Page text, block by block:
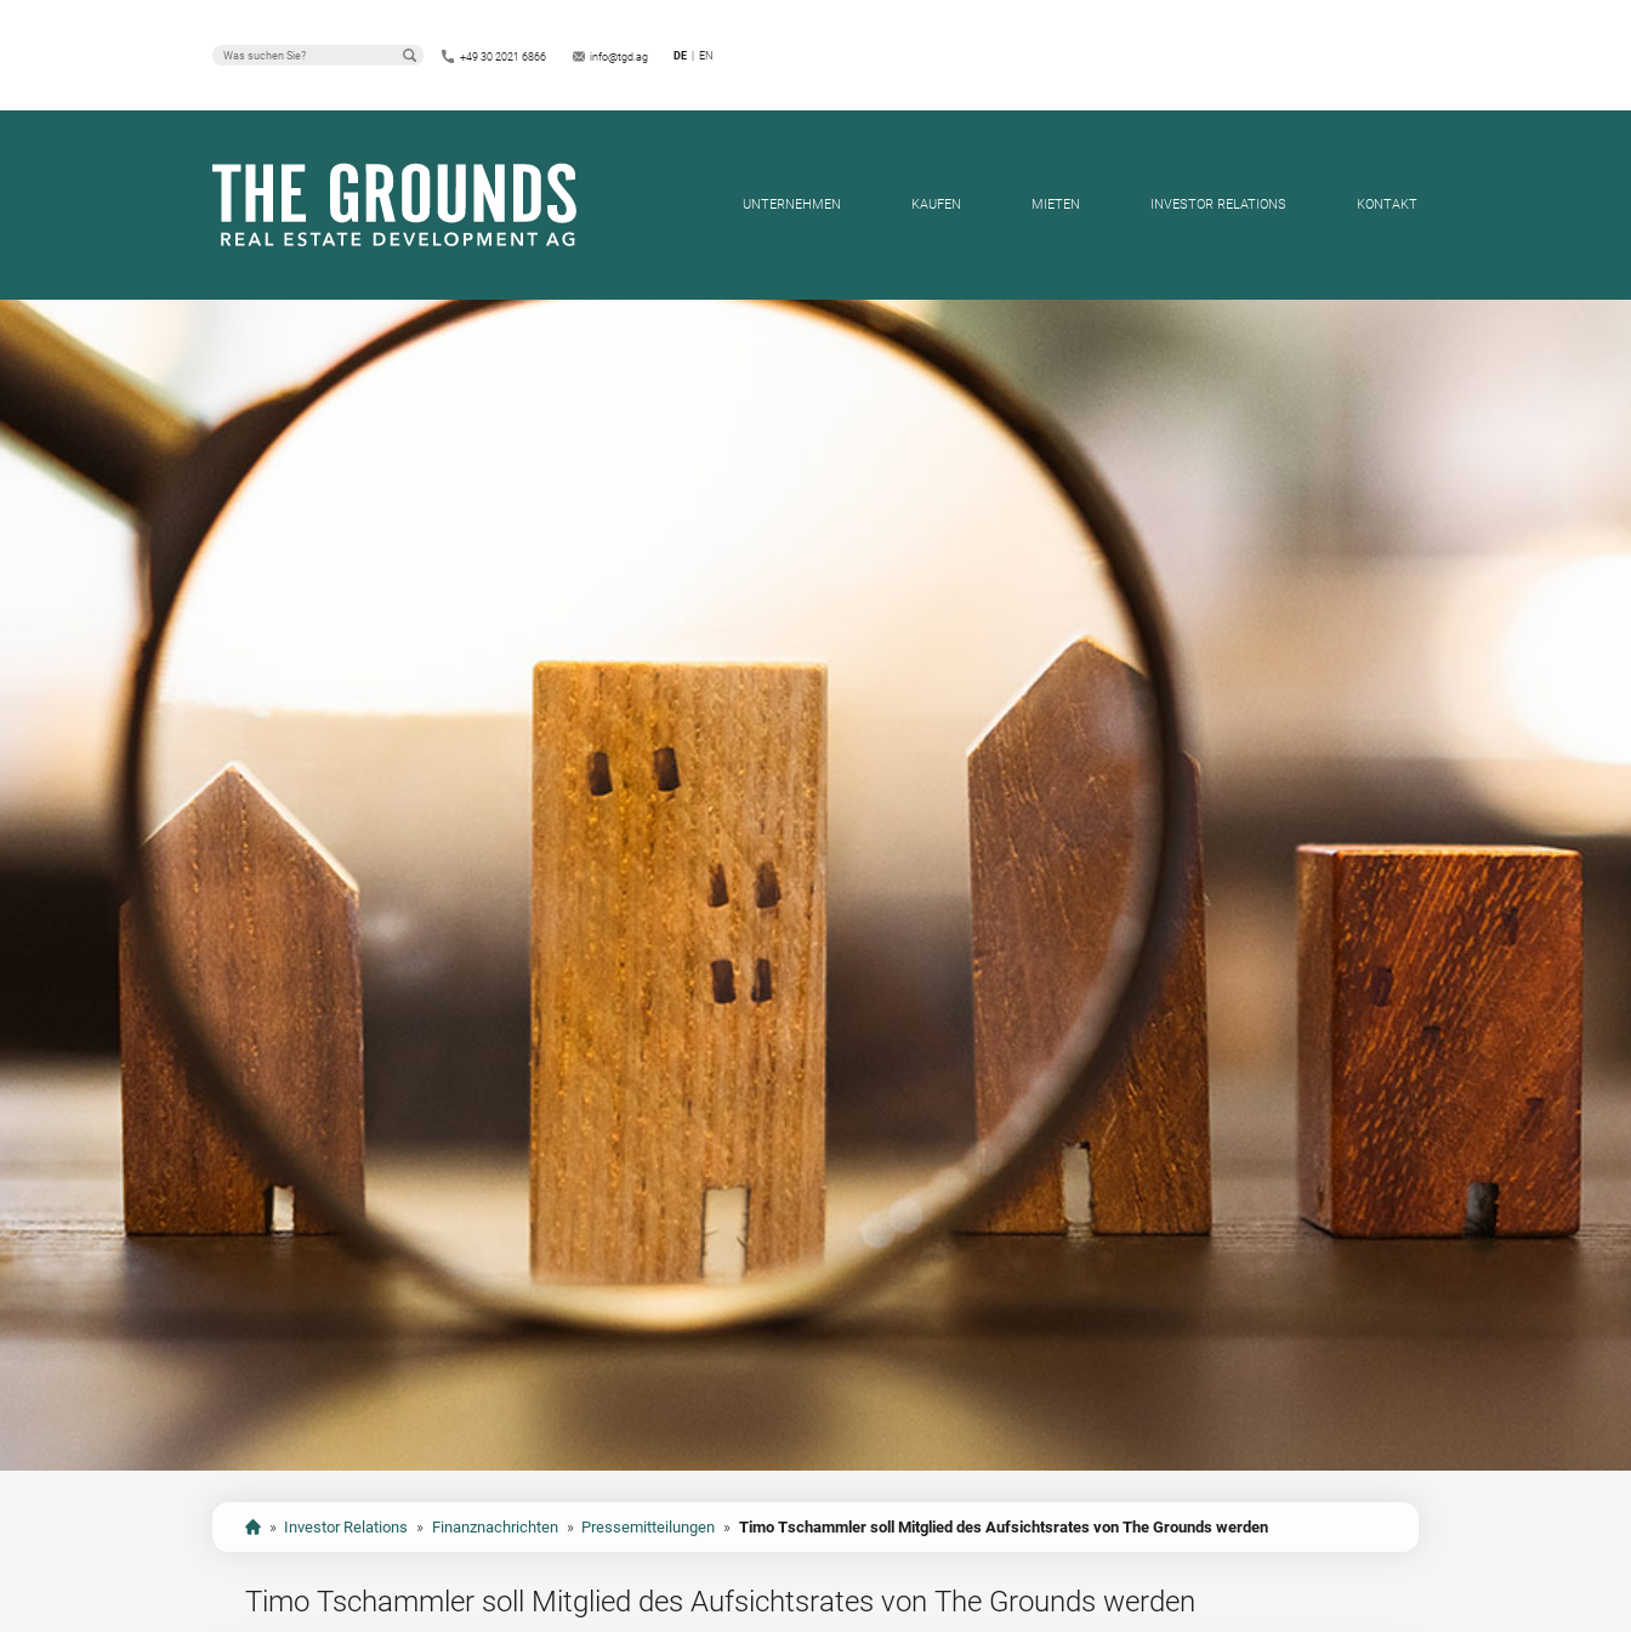
+49 30 2021 6866 info@tgd.ag DE EN
UNTERNEHMEN KAUFEN MIETEN INVESTOR RELATIONS KONTAKT
PRESSEMITTEILUNGEN
» Investor Relations » Finanznachrichten » Pressemitteilungen » Timo Tschammler soll Mitglied des Aufsichtsrates von The Grounds werden
Timo Tschammler soll Mitglied des Aufsichtsrates von The Grounds werden